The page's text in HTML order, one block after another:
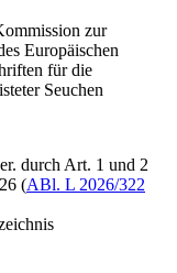
zur
Europäischen
für die
Seuchen
durch Art. 1 und 2
(ABl. L 2026/322